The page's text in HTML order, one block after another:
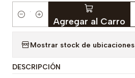
Cantidad Agregar al Carro
Mostrar stock de ubicaciones
DESCRIPCIÓN